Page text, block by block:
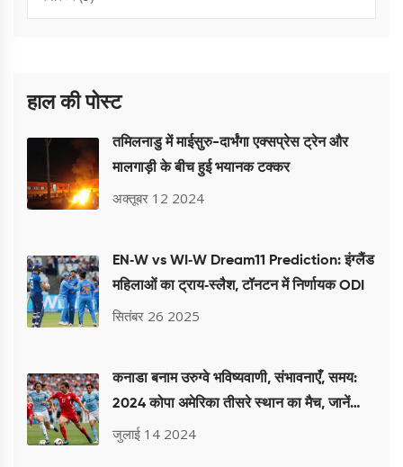
हाल की पोस्ट
तमिलनाडु में माईसुरु-दार्भंगा एक्सप्रेस ट्रेन और
मालगाड़ी के बीच हुई भयानक टक्कर
अक्तूबर 12 2024
EN‑W vs WI‑W Dream11 Prediction: इंग्लैंड
महिलाओं का ट्राय‑स्लैश, टॉनटन में निर्णायक ODI
सितंबर 26 2025
कनाडा बनाम उरुग्वे भविष्यवाणी, संभावनाएँ, समय:
2024 कोपा अमेरिका तीसरे स्थान का मैच, जानें
विशेषज्ञ के पूर्वानुमान
जुलाई 14 2024